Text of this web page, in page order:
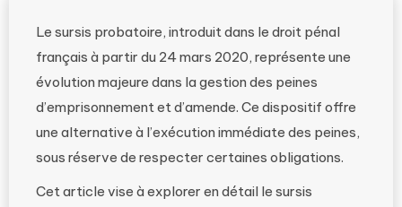
Le sursis probatoire, introduit dans le droit pénal
français à partir du 24 mars 2020, représente une
évolution majeure dans la gestion des peines
d’emprisonnement et d’amende. Ce dispositif offre
une alternative à l’exécution immédiate des peines,
sous réserve de respecter certaines obligations.
Cet article vise à explorer en détail le sursis